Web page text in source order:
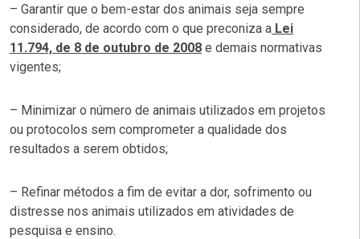
– Garantir que o bem-estar dos animais seja sempre
considerado, de acordo com o que preconiza a Lei
11.794, de 8 de outubro de 2008 e demais normativas
vigentes;
– Minimizar o número de animais utilizados em projetos
ou protocolos sem comprometer a qualidade dos
resultados a serem obtidos;
– Refinar métodos a fim de evitar a dor, sofrimento ou
distresse nos animais utilizados em atividades de
pesquisa e ensino.